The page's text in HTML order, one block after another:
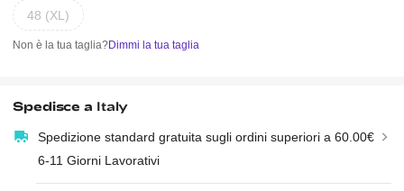
48 (XL)
Non è la tua taglia?Dimmi la tua taglia
Spedisce a Italy
Spedizione standard gratuita sugli ordini superiori a 60.00€
6-11 Giorni Lavorativi